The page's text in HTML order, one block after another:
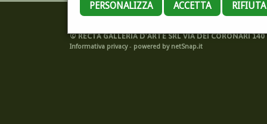
PERSONALIZZA ACCETTA
©RECTA GALLERIA D'ARTE SRL VIA DEI CORONARI
Informativa privacy- powered by netSnap.it